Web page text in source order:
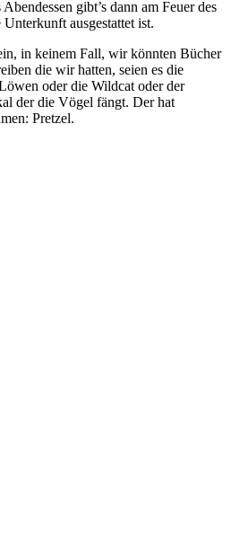
gibt’s dann am Feuer des
ausgestattet ist.
in keinem Fall, wir könnten Bücher
die wir hatten, seien es die
oder die Wildcat oder der
der die Vögel fängt. Der hat
Pretzel.